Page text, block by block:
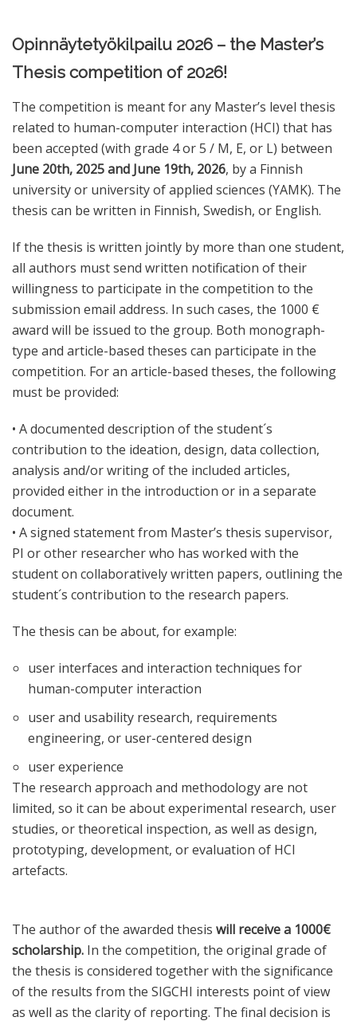
Opinnäytetyökilpailu 2026 – the Master’s
Thesis competition of 2026!
The competition is meant for any Master’s level thesis
related to human-computer interaction (HCI) that has
been accepted (with grade 4 or 5 / M, E, or L) between
June 20th, 2025 and June 19th, 2026, by a Finnish
university or university of applied sciences (YAMK). The
thesis can be written in Finnish, Swedish, or English.
If the thesis is written jointly by more than one student,
all authors must send written notification of their
willingness to participate in the competition to the
submission email address. In such cases, the 1000 €
award will be issued to the group. Both monograph-
type and article-based theses can participate in the
competition. For an article-based theses, the following
must be provided:
• A documented description of the student´s
contribution to the ideation, design, data collection,
analysis and/or writing of the included articles,
provided either in the introduction or in a separate
document.
• A signed statement from Master’s thesis supervisor,
PI or other researcher who has worked with the
student on collaboratively written papers, outlining the
student´s contribution to the research papers.
The thesis can be about, for example:
user interfaces and interaction techniques for
human-computer interaction
user and usability research, requirements
engineering, or user-centered design
user experience
The research approach and methodology are not
limited, so it can be about experimental research, user
studies, or theoretical inspection, as well as design,
prototyping, development, or evaluation of HCI
artefacts.
The author of the awarded thesis will receive a 1000€
scholarship. In the competition, the original grade of
the thesis is considered together with the significance
of the results from the SIGCHI interests point of view
as well as the clarity of reporting. The final decision is